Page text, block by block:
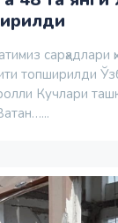
сарҳадлари
топширилди
Кучлари